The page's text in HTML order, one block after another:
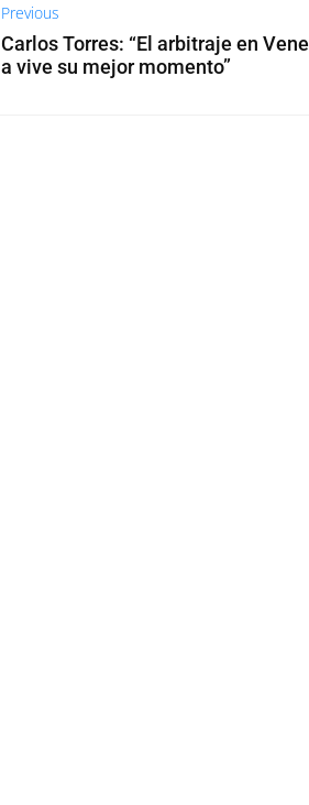
Previous
Carlos Torres: “El arbitraje en
a vive su mejor momento”